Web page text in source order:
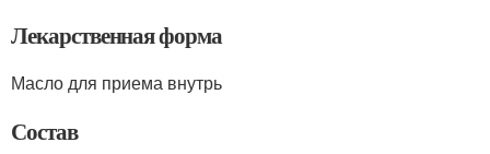
Лекарственная форма
Масло для приема внутрь
Состав